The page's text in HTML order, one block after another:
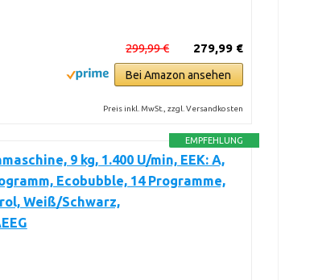
279,99 €
299,99 €
Bei Amazon ansehen
Preis inkl. MwSt., zzgl. Versandkosten
EMPFEHLUNG
9 kg, 1.400 U/min, EEK: A,
Ecobubble, 14 Programme,
Weiß/Schwarz,